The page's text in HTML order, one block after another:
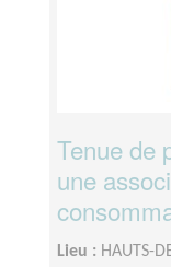
Tenue de
une
Lieu : HAUTS-